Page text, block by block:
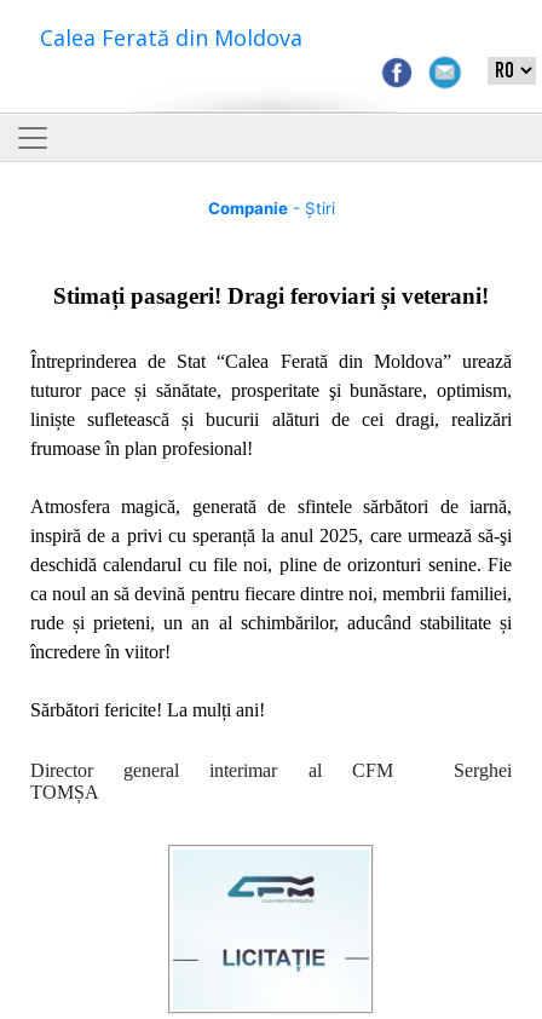
Calea Ferată din Moldova
Companie- Știri
Stimați pasageri! Dragi feroviari și veterani!
Întreprinderea de Stat “Calea Ferată din Moldova” urează
tuturor pace și sănătate, prosperitate şi bunăstare, optimism,
liniște sufletească și bucurii alături de cei dragi, realizări
frumoase în plan profesional!
Atmosfera magică, generată de sfintele sărbători de iarnă,
inspiră de a privi cu speranță la anul 2025, care urmează să-şi
deschidă calendarul cu file noi, pline de orizonturi senine. Fie
ca noul an sădevină pentru fiecare dintre noi, membrii familiei,
rude și prieteni,un an al schimbărilor, aducând stabilitate și
încredere în viitor!
Sărbători fericite! La mulți ani!
Director general interimar al CFM Serghei
TOMȘA